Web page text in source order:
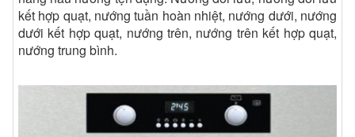
kết hợp quạt, nướng tuần hoàn nhiệt, nướng dưới, nướng
dưới kết hợp quạt, nướng trên, nướng trên kết hợp quạt,
nướng trung bình.